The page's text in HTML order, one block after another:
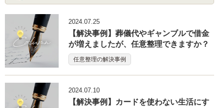
2024.07.25
【解決事例】葬儀代やギャンブルで借金
が増えましたが、任意整理できますか？
任意整理の解決事例
2024.07.10
【解決事例】カードを使わない生活にす